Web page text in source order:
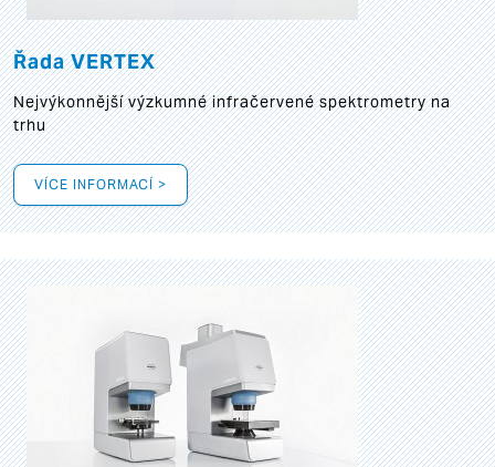
Řada VERTEX
Nejvýkonnější výzkumné infračervené spektrometry na
trhu
VÍCE INFORMACÍ >